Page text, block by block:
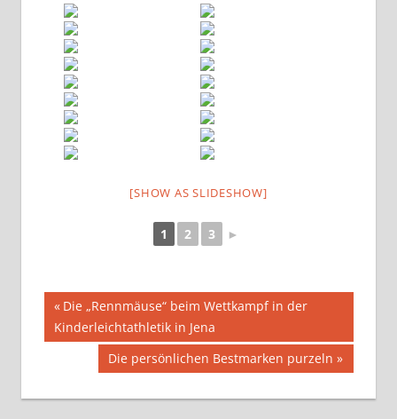
[SHOW AS SLIDESHOW]
1 2 3 ►
Beitragsnavigation
Vorheriger
Beitrag:
Die „Rennmäuse“ beim Wettkampf in der
Kinderleichtathletik in Jena
Nächster
Die persönlichen Bestmarken purzeln